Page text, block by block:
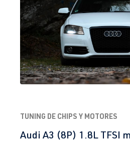
TUNING DE CHIPS Y MOTORES
Audi A3 (8P) 1.8L TFSI